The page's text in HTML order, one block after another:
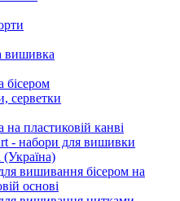
вишивка
серветки
пластиковій канві
- набори для вишивки
(Україна)
вишивання бісером на
основі